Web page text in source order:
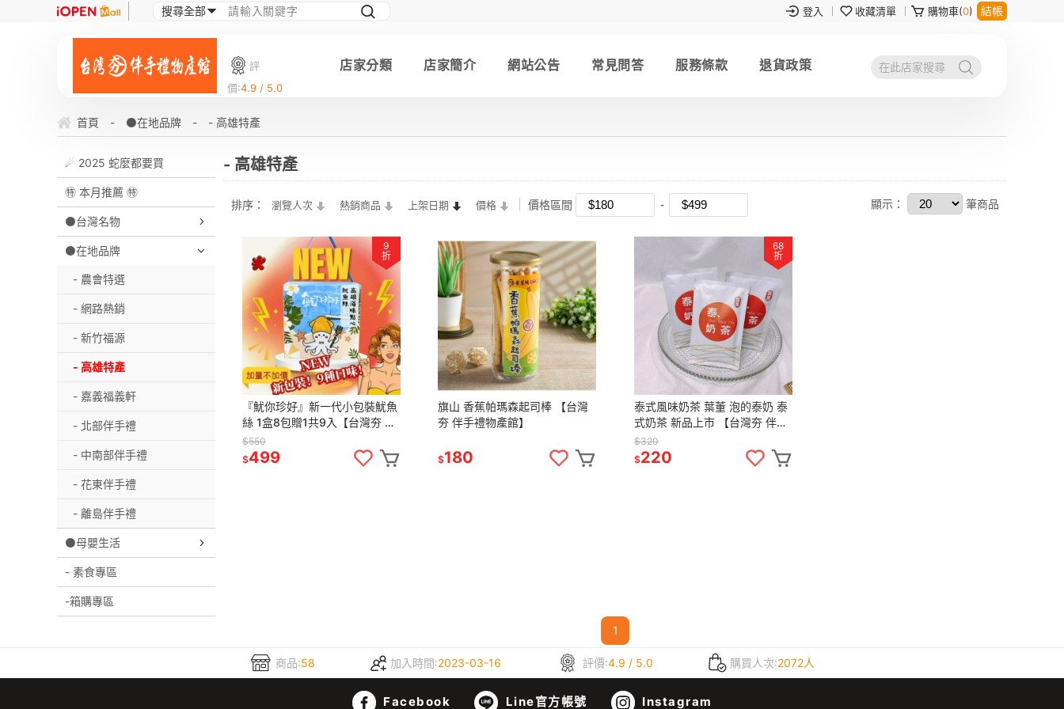
登入 收藏清單 購物車(0) 結帳
評
價:4.9 / 5.0
店家分類 店家簡介 網站公告 常見問答 服務條款 退貨政策
首頁 - ⚫在地品牌 - - 高雄特產
☄ 2025 蛇麼都要買
㊕ 本月推薦 ㊕
⚫台灣名物
⚫在地品牌
- 農會特選
- 網路熱銷
- 新竹福源
- 高雄特產
- 嘉義福義軒
- 北部伴手禮
- 中南部伴手禮
- 花東伴手禮
- 離島伴手禮
⚫母嬰生活
- 素食專區
-箱購專區
- 高雄特產
排序： 瀏覽人次 熱銷商品 上架日期 價格 價格區間 顯示： 筆商品
9
折
『魷你珍好』新一代小包裝魷魚
絲 1盒8包贈1共9入【台灣夯 伴
手禮物產館】
$550
$499
旗山 香蕉帕瑪森起司棒 【台灣
夯 伴手禮物產館】
$180
68
折
泰式風味奶茶 葉董 泡的泰奶 泰
式奶茶 新品上市 【台灣夯 伴手
禮物產館】
$320
$220
1
商品:58 加入時間:2023-03-16 評價:4.9 / 5.0 購買人次:2072人
Facebook Line官方帳號 Instagram